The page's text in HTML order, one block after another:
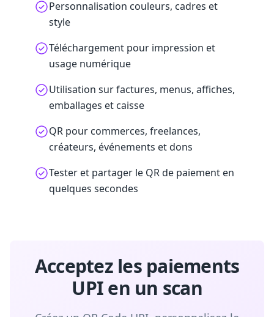
Personnalisation couleurs, cadres et
style
Téléchargement pour impression et
usage numérique
Utilisation sur factures, menus, affiches,
emballages et caisse
QR pour commerces, freelances,
créateurs, événements et dons
Tester et partager le QR de paiement en
quelques secondes
Acceptez les paiements
UPI en un scan